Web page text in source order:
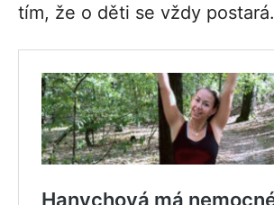
tím, že o děti se vždy postará.